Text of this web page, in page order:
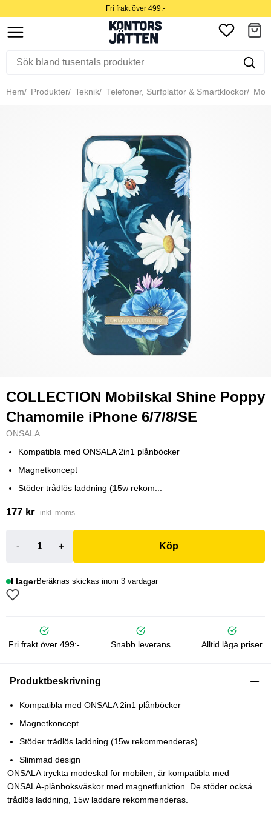
Fri frakt över 499:-
Hem Produkter Teknik Telefoner, Surfplattor & Smartklockor
COLLECTION Mobilskal Shine Poppy
Chamomile iPhone 6/7/8/SE
ONSALA
Kompatibla med ONSALA 2in1 plånböcker
Magnetkoncept
Stöder trådlös laddning (15w rekom...
177 kr inkl. moms
- + Köp
I lagerBeräknas skickas inom 3 vardagar
Fri frakt över 499:- Snabb leverans Alltid låga priser
Produktbeskrivning
Kompatibla med ONSALA 2in1 plånböcker
Magnetkoncept
Stöder trådlös laddning (15w rekommenderas)
Slimmad design
ONSALA tryckta modeskal för mobilen, är kompatibla med
ONSALA-plånboksväskor med magnetfunktion. De stöder också
trådlös laddning, 15w laddare rekommenderas.